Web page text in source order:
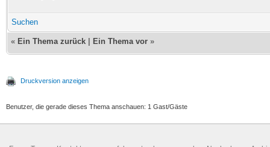
Suchen
« Ein Thema zurück Ein Thema vor »
Druckversion anzeigen
Benutzer, die gerade dieses Thema anschauen: 1 Gast/Gäste